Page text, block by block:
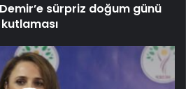
sürpriz doğum günü
kutlaması